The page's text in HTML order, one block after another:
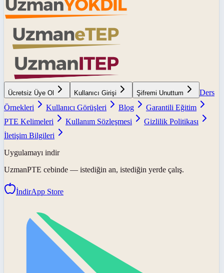
Ücretsiz Üye Ol Kullanıcı Girişi Şifremi Unuttum
Ders
Örnekleri
Kullanıcı Görüşleri Blog
Garantili Eğitim
PTE Kelimeleri
Kullanım Sözleşmesi
Gizlilik Politikası
İletişim Bilgileri
Uygulamayı indir
UzmanPTE cebinde — istediğin an, istediğin yerde çalış.
İndirApp Store